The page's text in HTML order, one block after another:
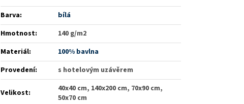
Barva:
bílá
Hmotnost:
140 g/m2
Materiál:
100% bavlna
Provedení: s hotelovým uzávěrem
Velikost:
40x40 cm, 140x200 cm, 70x90 cm,
50x70 cm